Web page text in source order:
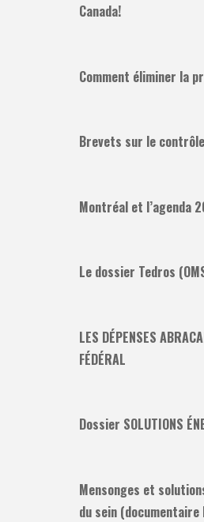
Canada!
Comment éliminer la
Brevets sur le
Montréal et l’agenda
Le dossier Tedros
LES DÉPENSES
FÉDÉRAL
Dossier SOLUTIONS
Mensonges et
du sein (documentaire